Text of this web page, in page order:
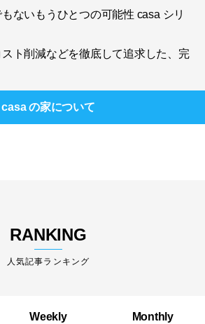
ないもうひとつの可能性 casa シリ
ト削減などを徹底して追求した、完
casa の家について
RANKING
人気記事ランキング
Weekly Monthly